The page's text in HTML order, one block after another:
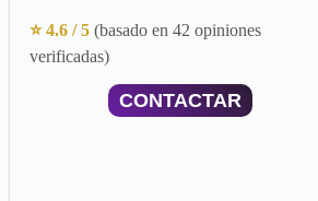
⭐ 4.6 / 5 (basado en 42 opiniones
verificadas)
CONTACTAR